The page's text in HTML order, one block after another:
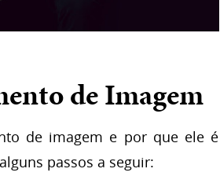
de Imagem
de imagem e por que ele é
passos a seguir: